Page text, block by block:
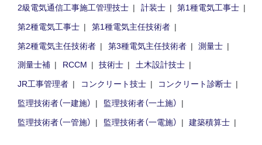
2級電気通信工事施工管理技士
計装士
第1種電気工事士
第2種電気工事士
第1種電気主任技術者
第2種電気主任技術者
第3種電気主任技術者
測量士
測量士補
RCCM 技術士
土木設計技士
JR工事管理者
コンクリート技士
コンクリート診断士
監理技術者（一建施）
監理技術者（一土施）
監理技術者（一管施）
監理技術者（一電施） 建築積算士